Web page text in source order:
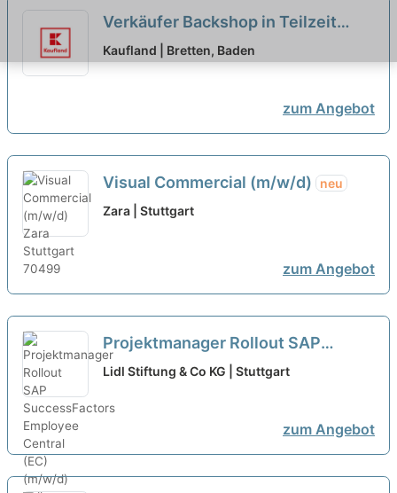
Verkäufer Backshop in Teilzeit
(m/w/x) neu
Kaufland | Bretten, Baden
zum Angebot
Visual Commercial (m/w/d)
neu
Zara | Stuttgart
zum Angebot
Projektmanager Rollout SAP
SuccessFactors Employee Central
Lidl Stiftung & Co KG | Stuttgart
zum Angebot